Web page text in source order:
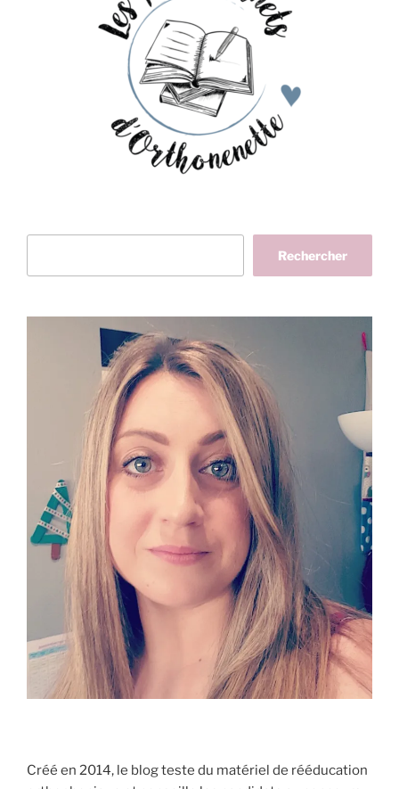
Rechercher
Créé en 2014, le blog teste du matériel de rééducation